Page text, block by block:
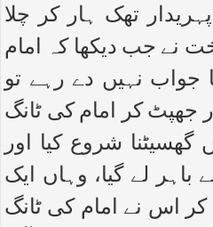
تھک ہار کر چلا
نے جب دیکھا کہ امام
نہیں دے رہے تو
جھپٹ کر امام کی ٹانگ
شروع کیا اور
لے گیا، وہاں ایک
کر اس نے امام کی ٹانگ